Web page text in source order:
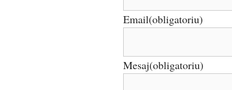
Email(obligatoriu)
Mesaj(obligatoriu)